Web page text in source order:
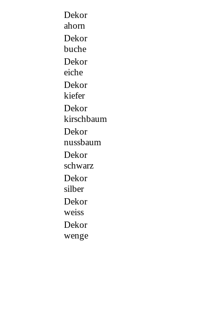
Dekor
ahorn
Dekor
buche
Dekor
eiche
Dekor
kiefer
Dekor
kirschbaum
Dekor
nussbaum
Dekor
schwarz
Dekor
silber
Dekor
weiss
Dekor
wenge